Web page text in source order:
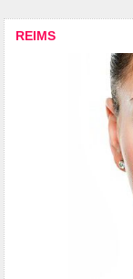
REIMS